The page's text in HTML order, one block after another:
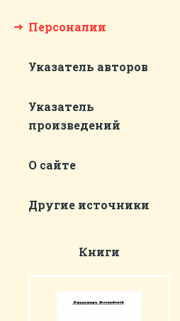
Персоналии
Указатель авторов
Указатель
произведений
О сайте
Другие источники
Книги